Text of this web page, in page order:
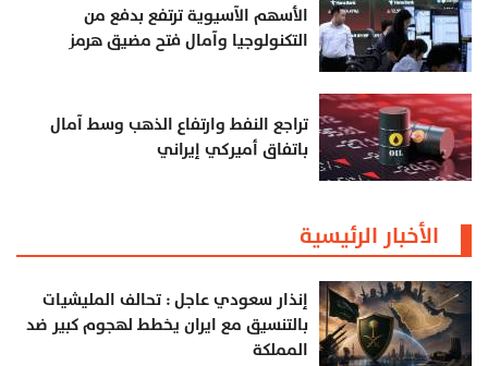
الأسهم الآسيوية ترتفع بدفع من
التكنولوجيا وآمال فتح مضيق هرمز
تراجع النفط وارتفاع الذهب وسط آمال
باتفاق أميركي إيراني
الأخبار الرئيسية
إنذار سعودي عاجل : تحالف المليشيات
بالتنسيق مع ايران يخطط لهجوم كبير ضد
المملكة